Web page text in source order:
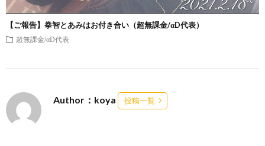
【ご報告】拳智とあみはお付き合い（超無課金/αD代表）
超無課金/αD代表
Author：koya 投稿一覧